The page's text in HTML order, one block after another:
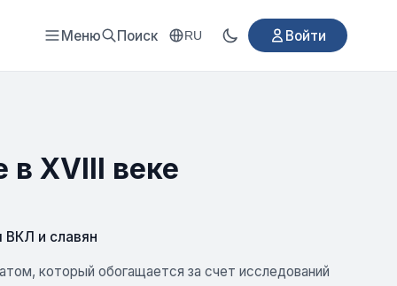
Меню Поиск RU Войти
XVIII веке
ВКЛ и славян
который обогащается за счет исследований